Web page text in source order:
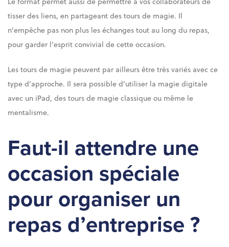
tisser des liens, en partageant des tours de magie. Il
n’empêche pas non plus les échanges tout au long du repas,
pour garder l’esprit convivial de cette occasion.
Les tours de magie peuvent par ailleurs être très variés avec ce
type d’approche. Il sera possible d’utiliser la magie digitale
avec un iPad, des tours de magie classique ou même le
mentalisme.
Faut-il attendre une
occasion spéciale
pour organiser un
repas d’entreprise ?